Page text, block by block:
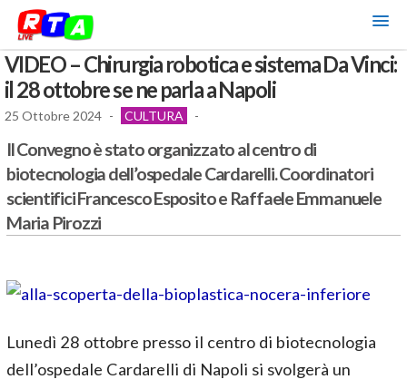
VIDEO – Chirurgia robotica e sistema Da Vinci:
il 28 ottobre se ne parla a Napoli
25 Ottobre 2024 - CULTURA -
Il Convegno è stato organizzato al centro di
biotecnologia dell’ospedale Cardarelli. Coordinatori
scientifici Francesco Esposito e Raffaele Emmanuele
Maria Pirozzi
Lunedì 28 ottobre presso il centro di biotecnologia
dell’ospedale Cardarelli di Napoli si svolgerà un